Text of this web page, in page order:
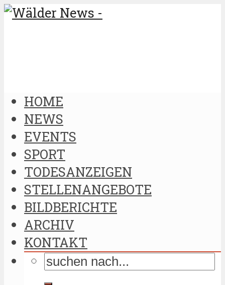
HOME
NEWS
EVENTS
SPORT
TODESANZEIGEN
STELLENANGEBOTE
BILDBERICHTE
ARCHIV
KONTAKT